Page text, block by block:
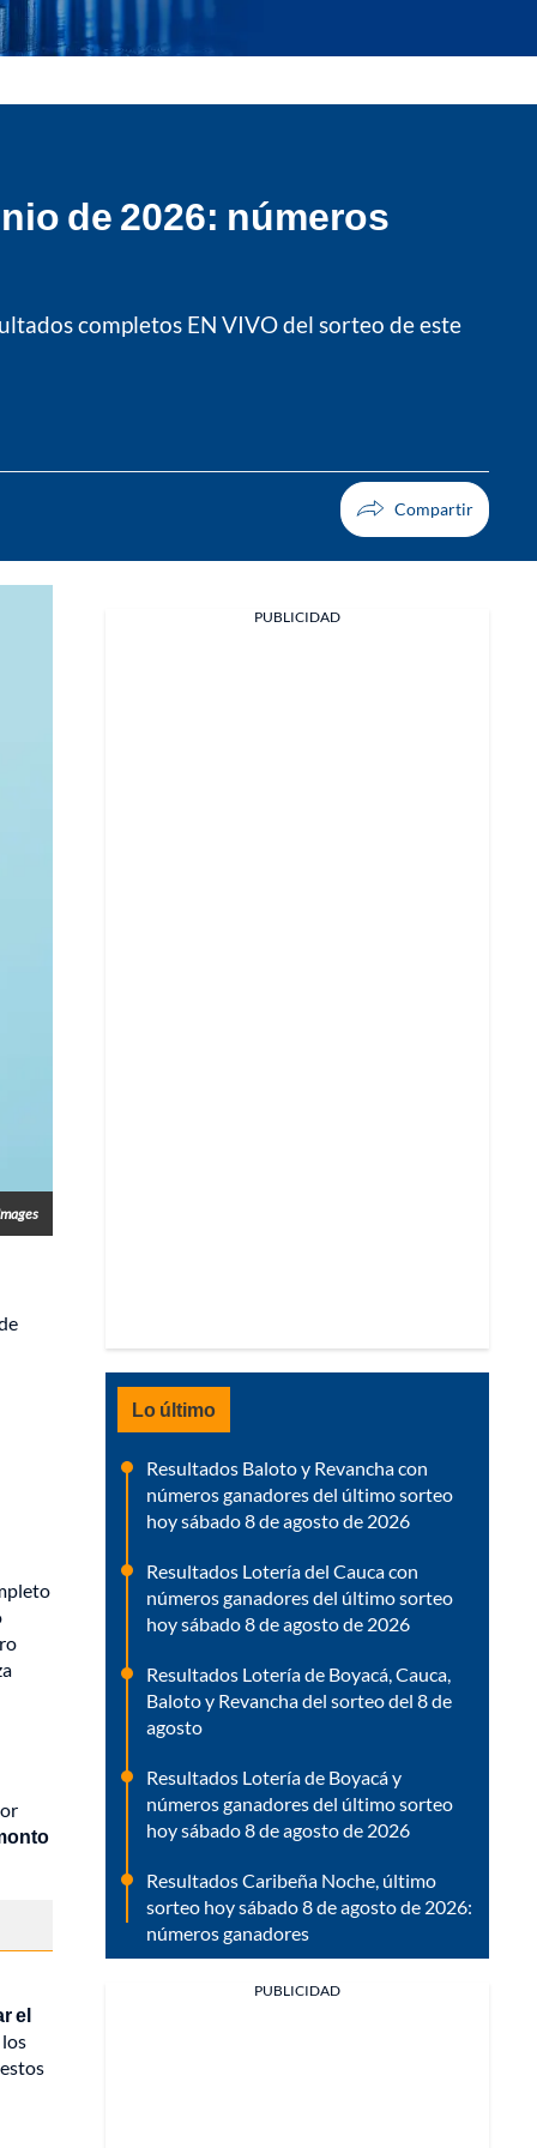
de 2026: números
completos EN VIVO del sorteo de este
el
PUBLICIDAD
Lo último
Resultados Baloto y Revancha con
números ganadores del último sorteo
hoy sábado 8 de agosto de 2026
Resultados Lotería del Cauca con
números ganadores del último sorteo
hoy sábado 8 de agosto de 2026
Resultados Lotería de Boyacá, Cauca,
Baloto y Revancha del sorteo del 8 de
agosto
Resultados Lotería de Boyacá y
números ganadores del último sorteo
hoy sábado 8 de agosto de 2026
Resultados Caribeña Noche, último
sorteo hoy sábado 8 de agosto de 2026:
números ganadores
PUBLICIDAD